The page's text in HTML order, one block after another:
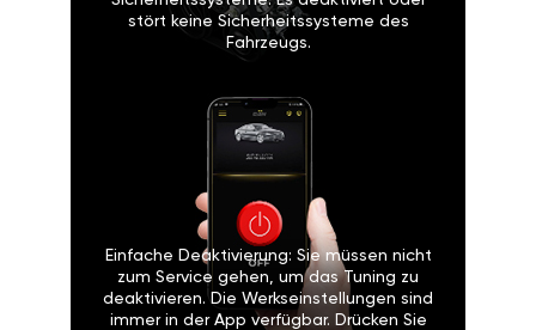
stört keine Sicherheitssysteme des
Fahrzeugs.
Einfache Deaktivierung: Sie müssen nicht
zum Service gehen, um das Tuning zu
deaktivieren. Die Werkseinstellungen sind
immer in der App verfügbar. Drücken Sie